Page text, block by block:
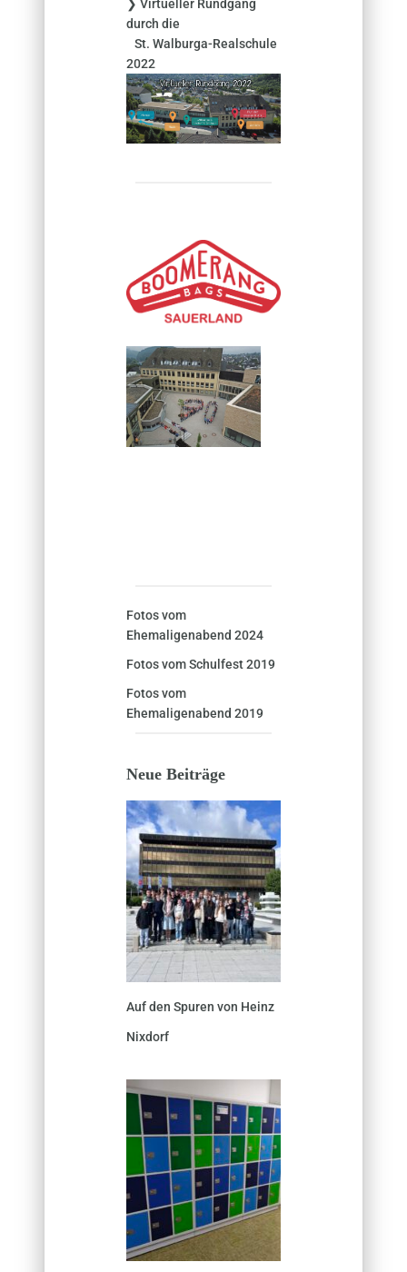
❯ Virtueller Rundgang
durch die
St. Walburga-Realschule
2022
Fotos vom
Ehemaligenabend 2024
Fotos vom Schulfest 2019
Fotos vom
Ehemaligenabend 2019
Neue Beiträge
Auf den Spuren von Heinz
Nixdorf